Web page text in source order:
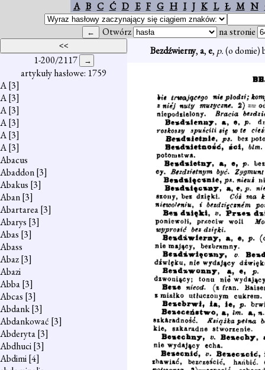
A B C Ć D E F G H I J K L Ł M N
Otwórz na stronie
1-200/2117
artykuły hasłowe: 1759
A[3]
A[3]
A[3]
A[3]
A[3]
A[3]
Abacus
Abaddon[3]
Abakus [3]
Aban[3]
Abartarea[3]
Abarys [3]
Abas [3]
Abass
Abaz[3]
Abazi
Abba[3]
Abcas [3]
Abdank[3]
Abdankować [3]
Abderyta[3]
Abdhuci[3]
Abdimi[4]
Bezdźwierny,a,e, p.(o domie)